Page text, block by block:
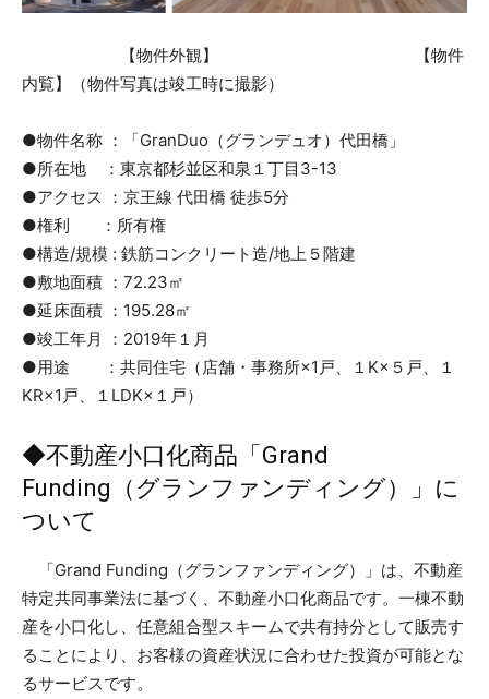
【物件外観】 【物件
内覧】（物件写真は竣工時に撮影）
●物件名称 ：「GranDuo（グランデュオ）代田橋」
●所在地 ：東京都杉並区和泉１丁目3-13
●アクセス ：京王線 代田橋 徒歩5分
●権利 ：所有権
●構造/規模 : 鉄筋コンクリート造/地上５階建
●敷地面積 ：72.23㎡
●延床面積 ：195.28㎡
●竣工年月 ：2019年１月
●用途 ：共同住宅（店舗・事務所×1戸、１K×５戸、１
KR×1戸、１LDK×１戸）
◆不動産小口化商品「Grand
Funding（グランファンディング）」に
ついて
「Grand Funding（グランファンディング）」は、不動産
特定共同事業法に基づく、不動産小口化商品です。一棟不動
産を小口化し、任意組合型スキームで共有持分として販売す
ることにより、お客様の資産状況に合わせた投資が可能とな
るサービスです。